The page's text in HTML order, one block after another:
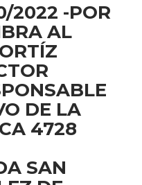
2022 -POR
AL
DE LA
4728
SAN